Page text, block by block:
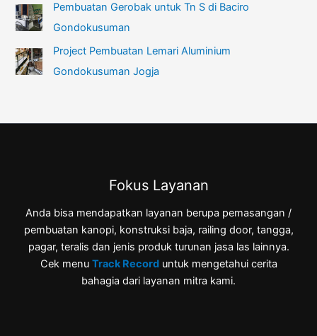
Pembuatan Gerobak untuk Tn S di Baciro
Gondokusuman
Project Pembuatan Lemari Aluminium
Gondokusuman Jogja
Fokus Layanan
Anda bisa mendapatkan layanan berupa pemasangan /
pembuatan kanopi, konstruksi baja, railing door, tangga,
pagar, teralis dan jenis produk turunan jasa las lainnya.
Cek menu Track Recorduntuk mengetahui cerita
bahagia dari layanan mitra kami.